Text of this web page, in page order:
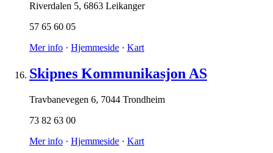
Riverdalen 5, 6863 Leikanger
57 65 60 05
Mer info · Hjemmeside · Kart
Skipnes Kommunikasjon AS
Travbanevegen 6, 7044 Trondheim
73 82 63 00
Mer info · Hjemmeside · Kart